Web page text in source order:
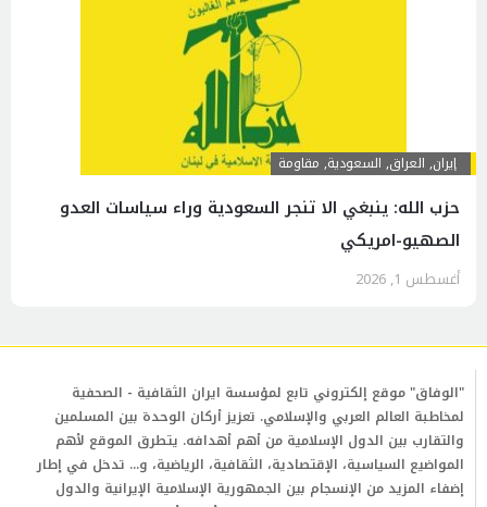
إيران, العراق, السعودية, مقاومة
حزب الله: ينبغي الا تنجر السعودية وراء سياسات العدو
الصهيو-امريكي
أغسطس 1, 2026
"الوفاق" موقع إلكتروني تابع لمؤسسة ايران الثقافية - الصحفية
لمخاطبة العالم العربي والإسلامي. تعزيز أركان الوحدة بين المسلمين
والتقارب بين الدول الإسلامية من أهم أهدافه. يتطرق الموقع لأهم
المواضيع السياسية، الإقتصادية، الثقافية، الرياضية، و... تدخل في إطار
إضفاء المزيد من الإنسجام بين الجمهورية الإسلامية الإيرانية والدول